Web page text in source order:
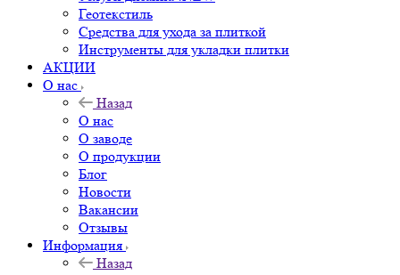
Геотекстиль
Средства для ухода за плиткой
Инструменты для укладки плитки
АКЦИИ
О нас
Назад
О нас
О заводе
О продукции
Блог
Новости
Вакансии
Отзывы
Информация
Назад